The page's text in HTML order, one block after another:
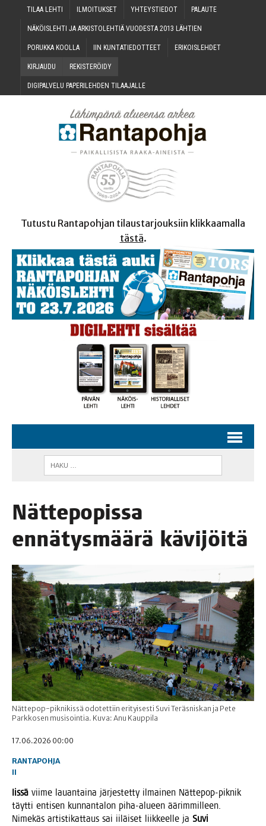
TILAA LEH­TI ILMOI­TUK­SET YHTEYS­TIE­DOT PALAU­TE
NÄKÖIS­LEH­TI JA ARKIS­TO­LEH­TIÄ VUO­DES­TA 2013 LÄHTIEN
PORUK­KA KOOLLA IIN KUN­TA­TIE­DOT­TEET ERI­KOIS­LEH­DET
KIR­JAU­DU REKIS­TE­RÖI­DY
DIGI­PAL­VE­LU PAPE­RI­LEH­DEN TILAAJALLE
Tutustu Rantapohjan tilaustarjouksiin klikkaamalla
tästä.
Nät­te­po­pis­sa
ennä­tys­mää­rä kävijöitä
Nättepop-piknikissä odotettiin erityisesti Suvi Teräsniskan ja Pete
Parkkosen musisointia. Kuva: Anu Kauppila
17.06.2026 00:00
RANTAPOHJA
II
Iis­sä vii­me lau­an­tai­na jär­jes­tet­ty ilmai­nen Nät­te­pop-pik­nik
täyt­ti enti­sen kun­nan­ta­lon piha-alu­een äärim­mil­leen.
Nime­käs artis­ti­kat­taus sai iiläi­set liik­keel­le ja Suvi